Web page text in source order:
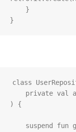
}
class
private val
) {
suspend fun